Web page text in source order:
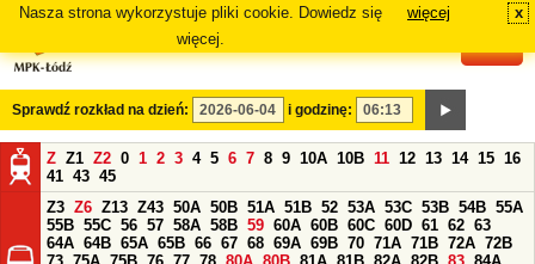
Nasza strona wykorzystuje pliki cookie. Dowiedz się
więcej.
więcej x
Sprawdź rozkład na dzień: i godzinę:
Z Z1 Z2 0 1 2 3 4 5 6 7 8 9 10A 10B 11 12 13 14 15 16
41 43 45
Z3 Z6 Z13 Z43 50A 50B 51A 51B 52 53A 53C 53B 54B 55A
55B 55C 56 57 58A 58B 59 60A 60B 60C 60D 61 62 63
64A 64B 65A 65B 66 67 68 69A 69B 70 71A 71B 72A 72B